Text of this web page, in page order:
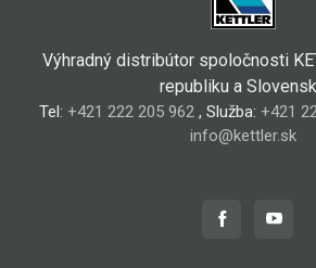
Výhradný distribútor spoločnosti
republiku a
Tel: +421 222 205 962, Služba: +421
info@kettler.sk